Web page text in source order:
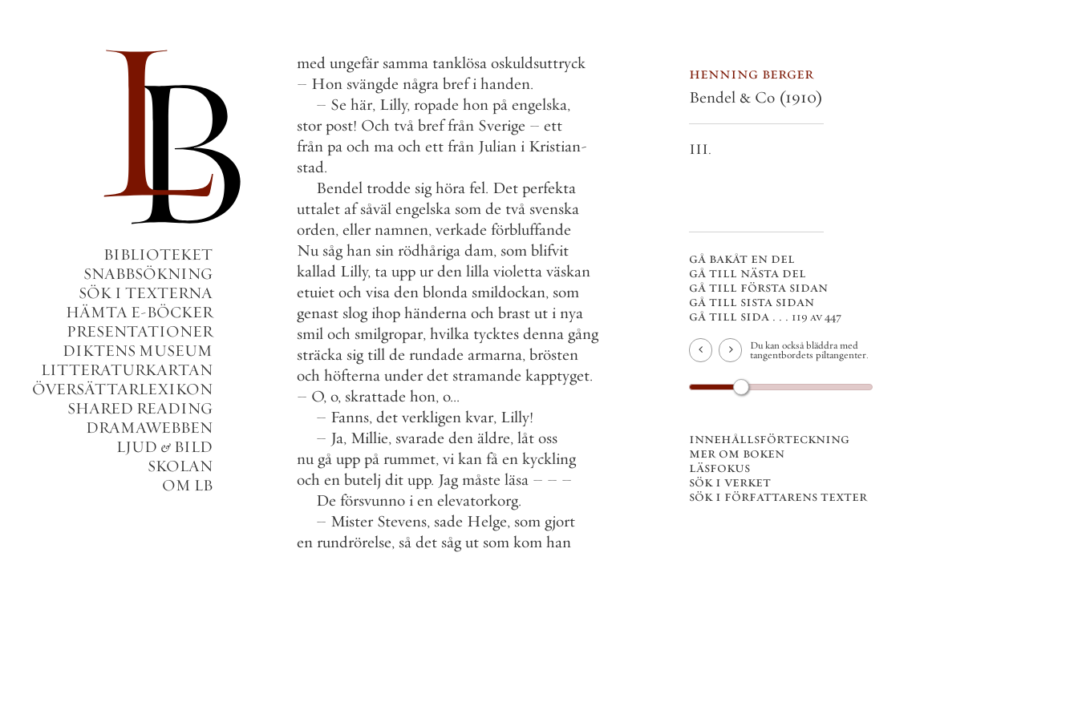
BIBLIOTEKET
SNABBSÖKNING
SÖK I TEXTERNA
HÄMTA E-BÖCKER
PRESENTATIONER
DIKTENS MUSEUM
LITTERATURKARTAN
ÖVERSÄTTARLEXIKON
SHARED READING
DRAMAWEBBEN
LJUD & BILD
SKOLAN
OM LB
med ungefär samma tanklösa oskuldsuttryck
– Hon svängde några bref i handen.
– Se här, Lilly, ropade hon på engelska,
stor post! Och två bref från Sverige – ett
från pa och ma och ett från Julian i Kristian-
stad.
Bendel trodde sig höra fel. Det perfekta
uttalet af såväl engelska som de två svenska
orden, eller namnen, verkade förbluffande
Nu såg han sin rödhåriga dam, som blifvit
kallad Lilly, ta upp ur den lilla violetta väskan
etuiet och visa den blonda smildockan, som
genast slog ihop händerna och brast ut i nya
smil och smilgropar, hvilka tycktes denna gång
sträcka sig till de rundade armarna, brösten
och höfterna under det stramande kapptyget.
– O, o, skrattade hon, o...
– Fanns, det verkligen kvar, Lilly!
– Ja, Millie, svarade den äldre, låt oss
nu gå upp på rummet, vi kan få en kyckling
och en butelj dit upp. Jag måste läsa – – –
De försvunno i en elevatorkorg.
– Mister Stevens, sade Helge, som gjort
en rundrörelse, så det såg ut som kom han
henning berger
Bendel & Co (1910)
III.
gå bakåt en del
gå till nästa del
gå till första sidan
gå till sista sidan
gå till sida . . . 119 av 447
Du kan också bläddra med
tangentbordets piltangenter.
innehållsförteckning
mer om boken
läsfokus
sök i verket
sök i författarens texter